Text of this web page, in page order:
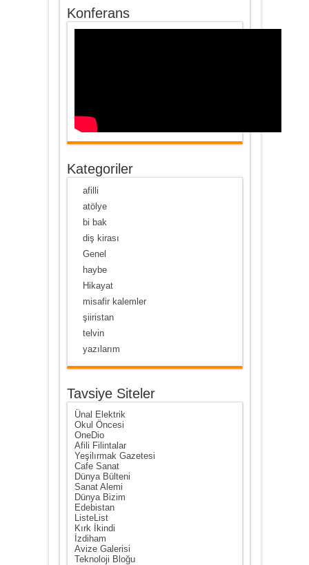
Konferans
Kategoriler
afilli
atölye
bi bak
diş kirası
Genel
haybe
Hikayat
misafir kalemler
şiiristan
telvin
yazılarım
Tavsiye Siteler
Ünal Elektrik
Okul Öncesi
OneDio
Afili Filintalar
Yeşilırmak Gazetesi
Cafe Sanat
Dünya Bülteni
Sanat Alemi
Dünya Bizim
Edebistan
ListeList
Kırk İkindi
İzdiham
Avize Galerisi
Teknoloji Bloğu